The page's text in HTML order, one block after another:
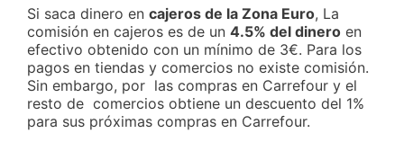
Si saca dinero en cajeros de la Zona Euro, La
comisión en cajeros es de un 4.5% del dinero en
efectivo obtenido con un mínimo de 3€. Para los
pagos en tiendas y comercios no existe comisión.
Sin embargo, por las compras en Carrefour y el
resto de comercios obtiene un descuento del 1%
para sus próximas compras en Carrefour.